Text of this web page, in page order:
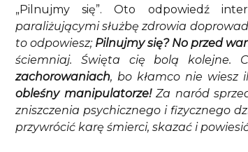
„Pilnujmy się”. Oto odpowiedź
paraliżującymi służbę zdrowia
to odpowiesz; Pilnujmy się? No przed
ściemniaj. Święta cię bolą kolejne.
zachorowaniach, bo kłamco nie wiesz
obleśny manipulatorze!Za naród
zniszczenia psychicznego i fizycznego
przywrócić karę śmierci, skazać i